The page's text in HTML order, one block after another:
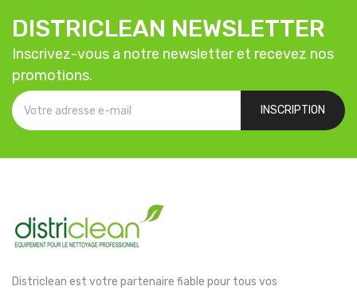
DISTRICLEAN NEWSLETTER
Inscrivez-vous a notre newsletter et recevez nos
promotions.
INSCRIPTION
Districlean est votre partenaire fiable pour tous vos